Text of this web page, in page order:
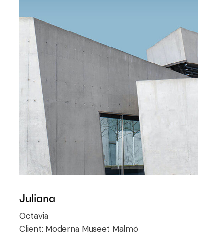
Juliana
Octavia
Client: Moderna Museet Malmö